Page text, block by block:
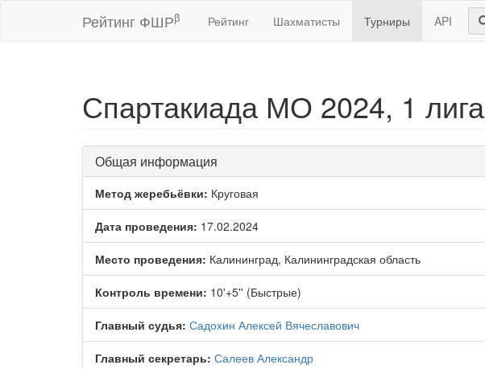
Рейтинг ФШРβ Рейтинг Шахматисты Турниры API
Спартакиада МО 2024, 1 лига
Общая информация
Метод жеребьёвки: Круговая
Дата проведения: 17.02.2024
Место проведения: Калининград, Калининградская область
Контроль времени: 10'+5'' (Быстрые)
Главный судья: Садохин Алексей Вячеславович
Главный секретарь: Салеев Александр